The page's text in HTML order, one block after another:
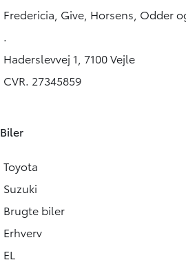
Fredericia, Give, Horsens, Odder
.
Haderslevvej 1, 7100 Vejle
CVR. 27345859
Biler
Toyota
Suzuki
Brugte biler
Erhverv
EL